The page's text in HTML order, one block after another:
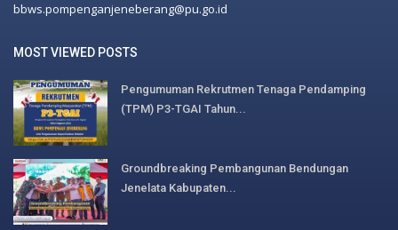
bbws.pompenganjeneberang@pu.go.id
MOST VIEWED POSTS
Pengumuman Rekrutmen Tenaga Pendamping
(TPM) P3-TGAI Tahun...
Groundbreaking Pembangunan Bendungan
Jenelata Kabupaten...